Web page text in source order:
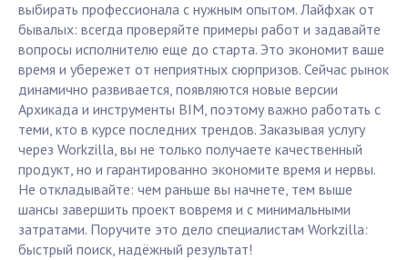
выбирать профессионала с нужным опытом. Лайфхак от
бывалых: всегда проверяйте примеры работ и задавайте
вопросы исполнителю еще до старта. Это экономит ваше
время и убережет от неприятных сюрпризов. Сейчас рынок
динамично развивается, появляются новые версии
Архикада и инструменты BIM, поэтому важно работать с
теми, кто в курсе последних трендов. Заказывая услугу
через Workzilla, вы не только получаете качественный
продукт, но и гарантированно экономите время и нервы.
Не откладывайте: чем раньше вы начнете, тем выше
шансы завершить проект вовремя и с минимальными
затратами. Поручите это дело специалистам Workzilla:
быстрый поиск, надёжный результат!